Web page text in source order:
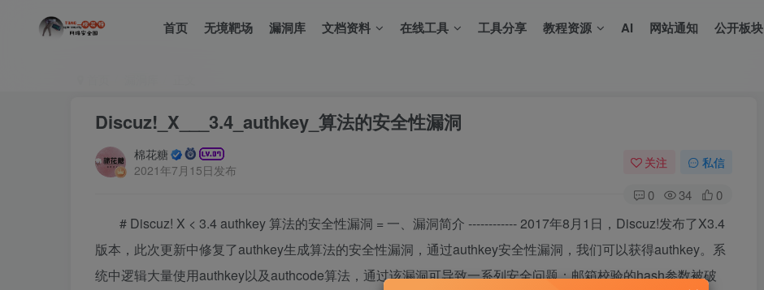
首页 无境靶场 漏洞库 文档资料 在线工具 工具分享 教程资源 AI 网站通知 公开板块
Discuz!_X___3.4_authkey_算法的安全性漏洞
棉花糖
2021年7月15日发布
关注 私信
0 34 0
# Discuz! X < 3.4 authkey 算法的安全性漏洞 = 一、漏洞简介 ------------ 2017年8月1日，Discuz!发布了X3.4
版本，此次更新中修复了authkey生成算法的安全性漏洞，通过authkey安全性漏洞，我们可以获得authkey。系
统中逻辑大量使用authkey以及authcode算法，通过该漏洞可导致一系列安全问题：邮箱校验的hash参数被破